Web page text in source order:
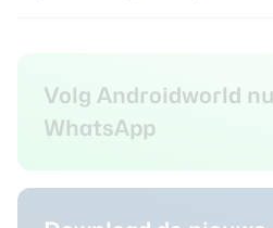
Volg Androidworld
WhatsApp